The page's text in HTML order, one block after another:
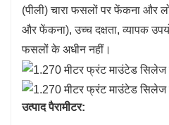
(पीली) चारा फसलों पर फेंकना और
और फेंकना), उच्च दक्षता, व्यापक
फसलों के अधीन नहीं।
उत्पाद पैरामीटर: